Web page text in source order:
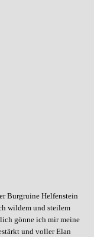
Burgruine Helfenstein
wildem und steilem
gönne ich mir meine
und voller Elan